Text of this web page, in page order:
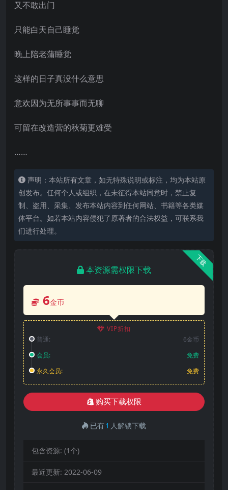
又不敢出门
只能白天自己睡觉
晚上陪老蒲睡觉
这样的日子真没什么意思
意欢因为无所事事而无聊
可留在改造营的秋菊更难受
……
声明：本站所有文章，如无特殊说明或标注，均为本站原
创发布。任何个人或组织，在未征得本站同意时，禁止复
制、盗用、采集、发布本站内容到任何网站、书籍等各类媒
体平台。如若本站内容侵犯了原著者的合法权益，可联系我
们进行处理。
下载
本资源需权限下载
6金币
VIP折扣
普通:
6金币
会员:
免费
永久会员:
免费
购买下载权限
已有1 人解锁下载
包含资源: (1个)
最近更新: 2022-06-09